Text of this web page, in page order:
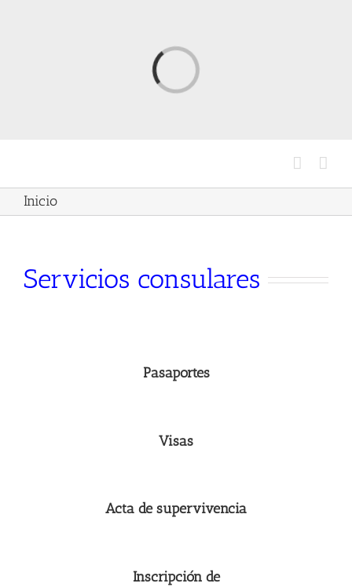
Cargando...
Inicio
Servicios consulares
Pasaportes
Visas
Acta de supervivencia
Inscripción de